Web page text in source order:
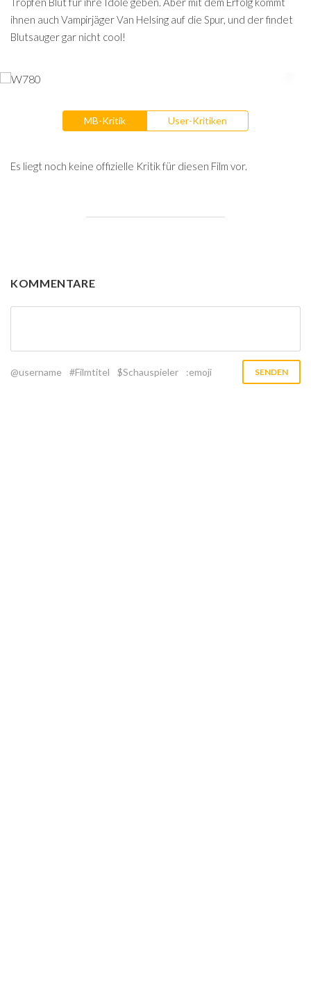
ihnen auch Vampirjäger Van Helsing auf die Spur, und der findet
Blutsauger gar nicht cool!
MB-Kritik User-Kritiken
Es liegt noch keine offizielle Kritik für diesen Film vor.
KOMMENTARE
@username #Filmtitel $Schauspieler :emoji